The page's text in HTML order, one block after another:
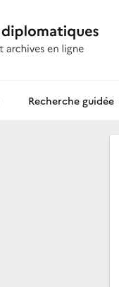
Recherche guidée